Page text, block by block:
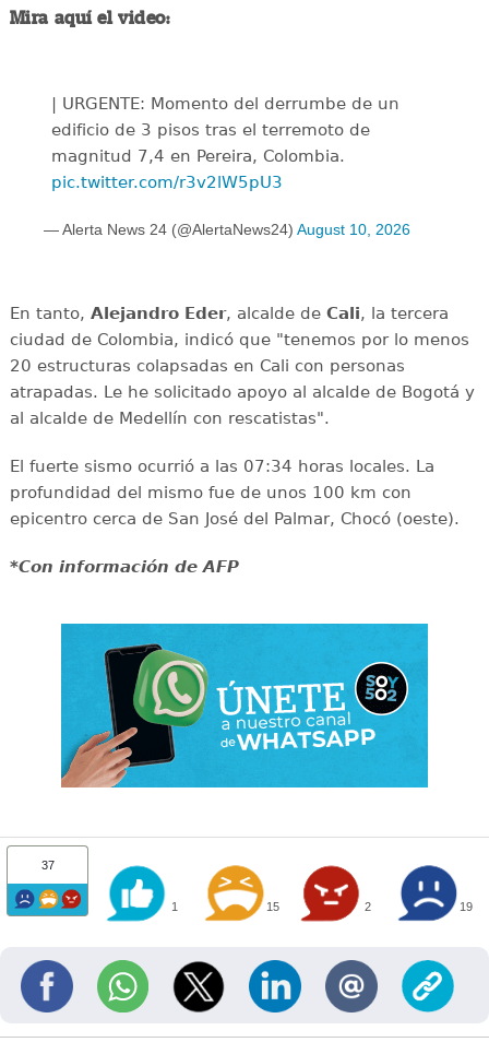
Mira aquí el video:
| URGENTE: Momento del derrumbe de un
edificio de 3 pisos tras el terremoto de
magnitud 7,4 en Pereira, Colombia.
pic.twitter.com/r3v2lW5pU3
— Alerta News 24 (@AlertaNews24) August 10, 2026
En tanto, Alejandro Eder, alcalde de Cali, la tercera
ciudad de Colombia, indicó que "tenemos por lo menos
20 estructuras colapsadas en Cali con personas
atrapadas. Le he solicitado apoyo al alcalde de Bogotá y
al alcalde de Medellín con rescatistas".
El fuerte sismo ocurrió a las 07:34 horas locales. La
profundidad del mismo fue de unos 100 km con
epicentro cerca de San José del Palmar, Chocó (oeste).
*Con información de AFP
37
1 15 2 19